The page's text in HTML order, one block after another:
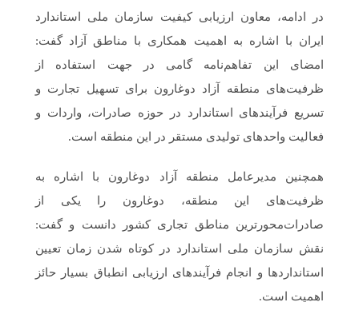
در ادامه، معاون ارزیابی کیفیت سازمان ملی استاندارد
ایران با اشاره به اهمیت همکاری با مناطق آزاد گفت:
امضای این تفاهم‌نامه گامی در جهت استفاده از
ظرفیت‌های منطقه آزاد دوغارون برای تسهیل تجارت و
تسریع فرآیندهای استاندارد در حوزه صادرات، واردات و
فعالیت واحدهای تولیدی مستقر در این منطقه است.
همچنین مدیرعامل منطقه آزاد دوغارون با اشاره به
ظرفیت‌های این منطقه، دوغارون را یکی از
صادرات‌محورترین مناطق تجاری کشور دانست و گفت:
نقش سازمان ملی استاندارد در کوتاه شدن زمان تعیین
استانداردها و انجام فرآیندهای ارزیابی انطباق بسیار حائز
اهمیت است.